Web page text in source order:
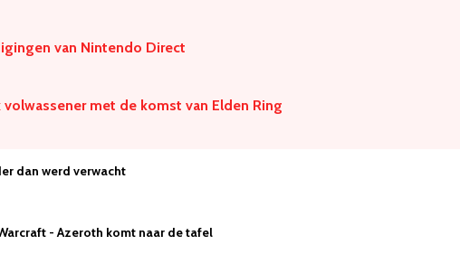
van Nintendo Direct
met de komst van Elden Ring
dan werd verwacht
- Azeroth komt naar de tafel